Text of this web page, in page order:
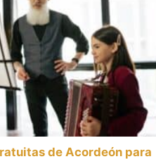
de Acordeón para